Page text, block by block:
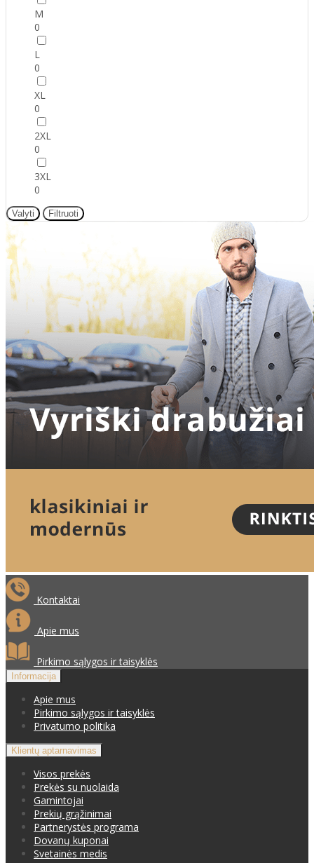
M
0
L
0
XL
0
2XL
0
3XL
0
Valyti Filtruoti
Kontaktai
Apie mus
Pirkimo sąlygos ir taisyklės
Informacija
Apie mus
Pirkimo sąlygos ir taisyklės
Privatumo politika
Klientų aptarnavimas
Visos prekės
Prekės su nuolaida
Gamintojai
Prekių grąžinimai
Partnerystės programa
Dovanų kuponai
Svetainės medis